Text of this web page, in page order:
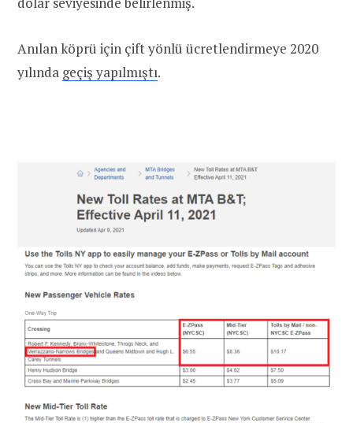
Anılan köprü için çift yönlü ücretlendirmeye 2020
yılında geçiş yapılmıştı.